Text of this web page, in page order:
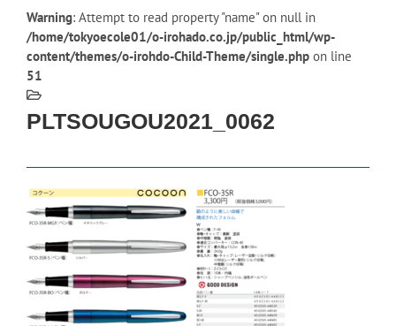
Warning: Attempt to read property "name" on null in
/home/tokyoecole01/o-irohado.co.jp/public_html/wp-
content/themes/o-irohdo-Child-Theme/single.php on line
51
PLTSOUGOU2021_0062